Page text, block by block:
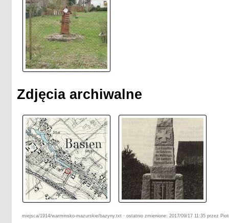
Zdjęcia archiwalne
miejsca/1914/warminsko-mazurskie/bazyny.txt · ostatnio zmienione: 2017/09/17 11:35 przez